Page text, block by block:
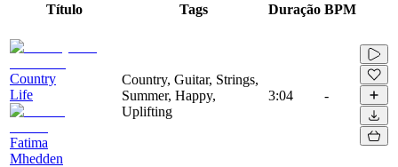
Título Tags Duração BPM
Country
Life
Fatima
Mhedden
Country, Guitar, Strings,
Summer, Happy,
Uplifting
3:04 -